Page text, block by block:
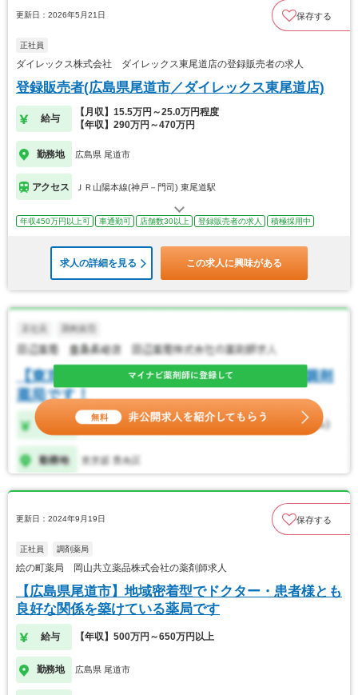
更新日：2026年5月21日 保存する
正社員
ダイレックス株式会社 ダイレックス東尾道店の登録販売者の求人
登録販売者(広島県尾道市／ダイレックス東尾道店)
給与
【月収】15.5万円～25.0万円程度
【年収】290万円～470万円
勤務地 広島県 尾道市
アクセス ＪＲ山陽本線(神戸－門司) 東尾道駅
年収450万円以上可 車通勤可 店舗数30以上 登録販売者の求人 積極採用中
求人の詳細を見る この求人に興味がある
更新日：2024年9月19日 保存する
正社員 調剤薬局
絵の町薬局 岡山共立薬品株式会社の薬剤師求人
【広島県尾道市】地域密着型でドクター・患者様とも
良好な関係を築けている薬局です
給与 【年収】500万円～650万円以上
勤務地 広島県 尾道市